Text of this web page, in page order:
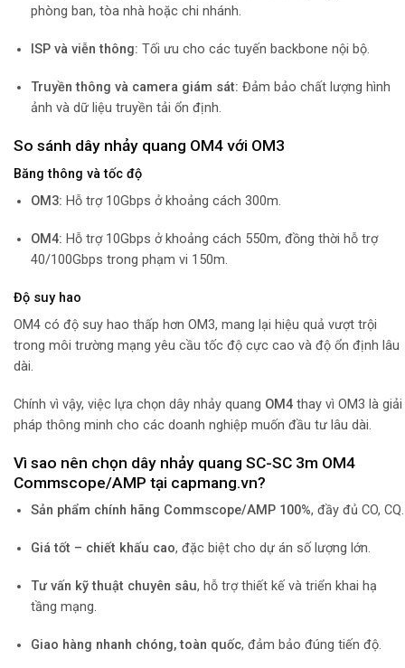
phòng ban, tòa nhà hoặc chi nhánh.
ISP và viễn thông: Tối ưu cho các tuyến backbone nội bộ.
Truyền thông và camera giám sát: Đảm bảo chất lượng hình
ảnh và dữ liệu truyền tải ổn định.
So sánh dây nhảy quang OM4 với OM3
Băng thông và tốc độ
OM3: Hỗ trợ 10Gbps ở khoảng cách 300m.
OM4: Hỗ trợ 10Gbps ở khoảng cách 550m, đồng thời hỗ trợ
40/100Gbps trong phạm vi 150m.
Độ suy hao
OM4 có độ suy hao thấp hơn OM3, mang lại hiệu quả vượt trội
trong môi trường mạng yêu cầu tốc độ cực cao và độ ổn định lâu
dài.
Chính vì vậy, việc lựa chọn dây nhảy quang OM4 thay vì OM3 là giải
pháp thông minh cho các doanh nghiệp muốn đầu tư lâu dài.
Vì sao nên chọn dây nhảy quang SC-SC 3m OM4
Commscope/AMP tại capmang.vn?
Sản phẩm chính hãng Commscope/AMP 100%, đầy đủ CO, CQ.
Giá tốt – chiết khấu cao, đặc biệt cho dự án số lượng lớn.
Tư vấn kỹ thuật chuyên sâu, hỗ trợ thiết kế và triển khai hạ
tầng mạng.
Giao hàng nhanh chóng, toàn quốc, đảm bảo đúng tiến độ.